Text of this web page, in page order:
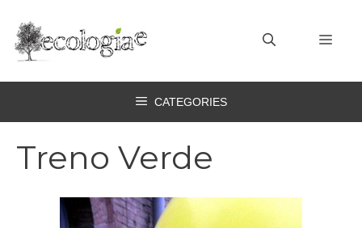
contenuto
CATEGORIES
Treno Verde